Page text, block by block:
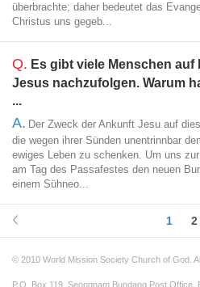
überbrachte; daher bedeutet das
Christus uns gegeb...
Q. Es gibt viele Menschen
Jesus nachzufolgen. Warum
...
A. Der Zweck der Ankunft Jesu auf
die wegen ihrer Sünden unentrinnbar
ewiges Leben zu schenken. Um uns
am Tag des Passafestes den neuen
einem Sühneo...
1 2
© 2010 World Mission Society Church of God.
P.O. Box 119, Seongnam Bundang Post